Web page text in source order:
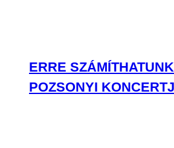
ERRE
POZSONYI